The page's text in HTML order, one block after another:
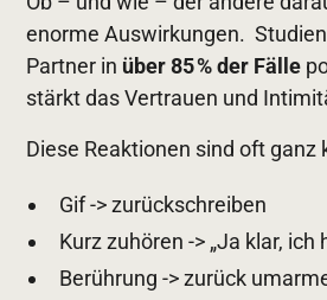
enorme Auswirkungen.
Partner in über 85 % der Fälle
stärkt das Vertrauen und
Diese Reaktionen sind oft ganz
Gif -> zurückschreiben
Kurz zuhören -> „Ja klar,
Berührung -> zurück